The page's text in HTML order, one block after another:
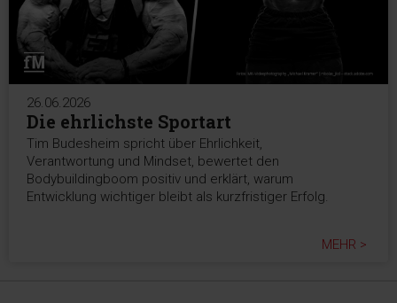
26.06.2026
Die ehrlichste Sportart
Tim Budesheim spricht über Ehrlichkeit,
Verantwortung und Mindset, bewertet den
Bodybuildingboom positiv und erklärt, warum
Entwicklung wichtiger bleibt als kurzfristiger Erfolg.
MEHR >